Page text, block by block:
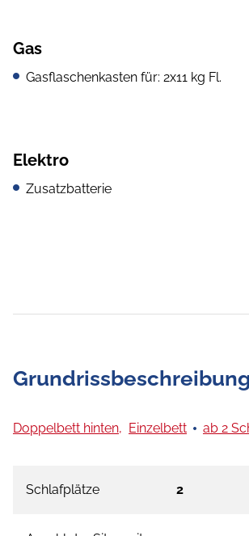
Gas
Gasflaschenkasten für: 2x11 kg Fl.
Elektro
Zusatzbatterie
Grundrissbeschreibung
Doppelbett hinten, Einzelbett ab 2
Schlafplätze 2